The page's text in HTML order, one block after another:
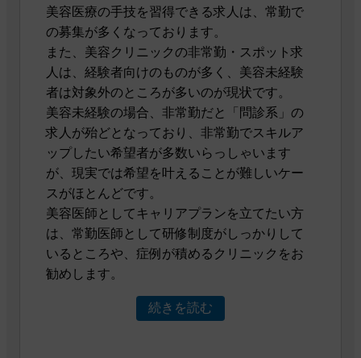
美容医療の手技を習得できる求人は、常勤で
の募集が多くなっております。
また、美容クリニックの非常勤・スポット求
人は、経験者向けのものが多く、美容未経験
者は対象外のところが多いのが現状です。
美容未経験の場合、非常勤だと「問診系」の
求人が殆どとなっており、非常勤でスキルア
ップしたい希望者が多数いらっしゃいます
が、現実では希望を叶えることが難しいケー
スがほとんどです。
美容医師としてキャリアプランを立てたい方
は、常勤医師として研修制度がしっかりして
いるところや、症例が積めるクリニックをお
勧めします。
続きを読む